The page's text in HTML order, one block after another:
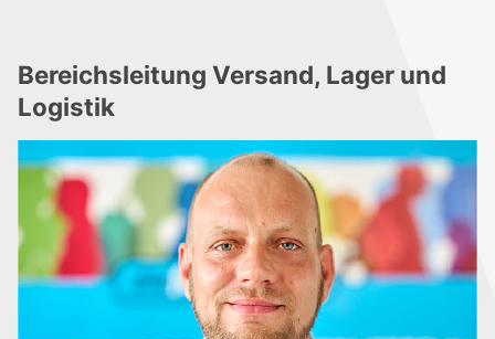
Bereichsleitung Versand, Lager und
Logistik